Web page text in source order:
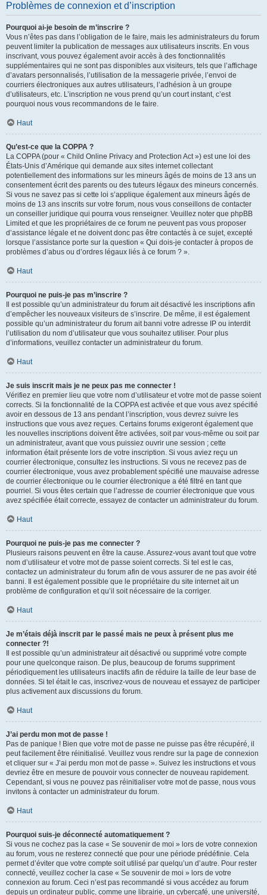
Problèmes de connexion et d’inscription
Pourquoi ai-je besoin de m’inscrire ?
Vous n’êtes pas dans l’obligation de le faire, mais les administrateurs du forum
peuvent limiter la publication de messages aux utilisateurs inscrits. En vous
inscrivant, vous pouvez également avoir accès à des fonctionnalités
supplémentaires qui ne sont pas disponibles aux visiteurs, tels que l’affichage
d’avatars personnalisés, l’utilisation de la messagerie privée, l’envoi de
courriers électroniques aux autres utilisateurs, l’adhésion à un groupe
d’utilisateurs, etc. L’inscription ne vous prend qu’un court instant, c’est
pourquoi nous vous recommandons de le faire.
Haut
Qu’est-ce que la COPPA ?
La COPPA (pour « Child Online Privacy and Protection Act ») est une loi des
États-Unis d’Amérique qui demande aux sites internet collectant
potentiellement des informations sur les mineurs âgés de moins de 13 ans un
consentement écrit des parents ou des tuteurs légaux des mineurs concernés.
Si vous ne savez pas si cette loi s’applique également aux mineurs âgés de
moins de 13 ans inscrits sur votre forum, nous vous conseillons de contacter
un conseiller juridique qui pourra vous renseigner. Veuillez noter que phpBB
Limited et que les propriétaires de ce forum ne peuvent pas vous proposer
d’assistance légale et ne doivent donc pas être contactés à ce sujet, excepté
lorsque l’assistance porte sur la question « Qui dois-je contacter à propos de
problèmes d’abus ou d’ordres légaux liés à ce forum ? ».
Haut
Pourquoi ne puis-je pas m’inscrire ?
Il est possible qu’un administrateur du forum ait désactivé les inscriptions afin
d’empêcher les nouveaux visiteurs de s’inscrire. De même, il est également
possible qu’un administrateur du forum ait banni votre adresse IP ou interdit
l’utilisation du nom d’utilisateur que vous souhaitez utiliser. Pour plus
d’informations, veuillez contacter un administrateur du forum.
Haut
Je suis inscrit mais je ne peux pas me connecter !
Vérifiez en premier lieu que votre nom d’utilisateur et votre mot de passe soient
corrects. Si la fonctionnalité de la COPPA est activée et que vous avez spécifié
avoir en dessous de 13 ans pendant l’inscription, vous devrez suivre les
instructions que vous avez reçues. Certains forums exigeront également que
les nouvelles inscriptions doivent être activées, soit par vous-même ou soit par
un administrateur, avant que vous puissiez ouvrir une session ; cette
information était présente lors de votre inscription. Si vous aviez reçu un
courrier électronique, consultez les instructions. Si vous ne recevez pas de
courrier électronique, vous avez probablement spécifié une mauvaise adresse
de courrier électronique ou le courrier électronique a été filtré en tant que
pourriel. Si vous êtes certain que l’adresse de courrier électronique que vous
avez spécifiée était correcte, essayez de contacter un administrateur du forum.
Haut
Pourquoi ne puis-je pas me connecter ?
Plusieurs raisons peuvent en être la cause. Assurez-vous avant tout que votre
nom d’utilisateur et votre mot de passe soient corrects. Si tel est le cas,
contactez un administrateur du forum afin de vous assurer de ne pas avoir été
banni. Il est également possible que le propriétaire du site internet ait un
problème de configuration et qu’il soit nécessaire de la corriger.
Haut
Je m’étais déjà inscrit par le passé mais ne peux à présent plus me
connecter ?!
Il est possible qu’un administrateur ait désactivé ou supprimé votre compte
pour une quelconque raison. De plus, beaucoup de forums suppriment
périodiquement les utilisateurs inactifs afin de réduire la taille de leur base de
données. Si tel était le cas, inscrivez-vous de nouveau et essayez de participer
plus activement aux discussions du forum.
Haut
J’ai perdu mon mot de passe !
Pas de panique ! Bien que votre mot de passe ne puisse pas être récupéré, il
peut facilement être réinitialisé. Veuillez vous rendre sur la page de connexion
et cliquer sur « J’ai perdu mon mot de passe ». Suivez les instructions et vous
devriez être en mesure de pouvoir vous connecter de nouveau rapidement.
Cependant, si vous ne pouvez pas réinitialiser votre mot de passe, nous vous
invitons à contacter un administrateur du forum.
Haut
Pourquoi suis-je déconnecté automatiquement ?
Si vous ne cochez pas la case « Se souvenir de moi » lors de votre connexion
au forum, vous ne resterez connecté que pour une période prédéfinie. Cela
permet d’éviter que votre compte soit utilisé par quelqu’un d’autre. Pour rester
connecté, veuillez cocher la case « Se souvenir de moi » lors de votre
connexion au forum. Ceci n’est pas recommandé si vous accédez au forum
depuis un ordinateur public, comme une librairie, un cybercafé, une université,